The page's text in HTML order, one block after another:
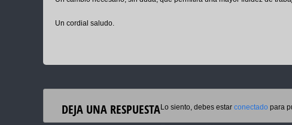
Un cordial saludo.
DEJA UNA RESPUESTALo siento, debes estar conectado para